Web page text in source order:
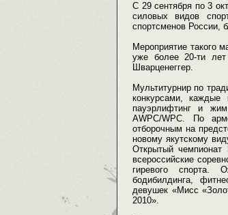
С 29 сентября по 3
силовых видов
спортсменов России,
Мероприятие такого
уже более 20-ти
Шварценеггер.
Мультитурнир по
конкурсами,
пауэрлифтинг и
AWPC/WPC. По
отборочным на
новому якутскому
Открытый
всероссийские
гиревого спорта.
бодибилдинга,
девушек «Мисс
2010».